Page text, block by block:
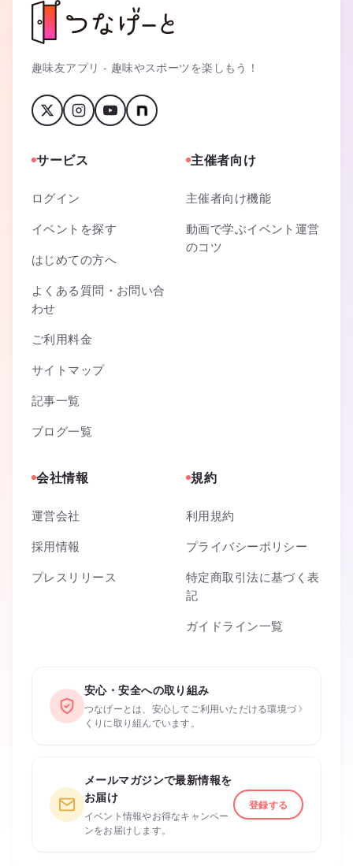
趣味友アプリ - 趣味やスポーツを楽しもう！
サービス
ログイン
イベントを探す
はじめての方へ
よくある質問・お問い合
わせ
ご利用料金
サイトマップ
記事一覧
ブログ一覧
主催者向け
主催者向け機能
動画で学ぶイベント運営
のコツ
会社情報
運営会社
採用情報
プレスリリース
規約
利用規約
プライバシーポリシー
特定商取引法に基づく表
記
ガイドライン一覧
安心・安全への取り組み
つなげーとは、安心してご利用いただける環境づ
くりに取り組んでいます。
›
メールマガジンで最新情報を
お届け
イベント情報やお得なキャンペー
ンをお届けします。
登録する